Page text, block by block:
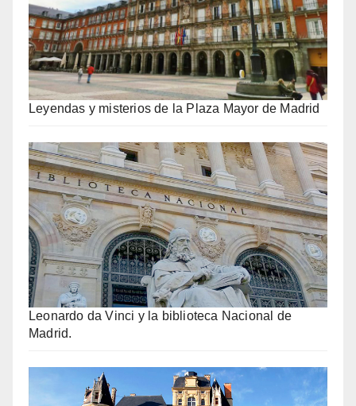
Leyendas y misterios de la Plaza Mayor de Madrid
Leonardo da Vinci y la biblioteca Nacional de
Madrid.